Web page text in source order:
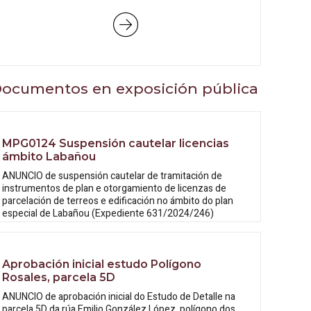
en exposición pública
MPG0124 Suspensión cautelar licencias
ámbito Labañou
ANUNCIO de suspensión cautelar de tramitación de
instrumentos de plan e otorgamiento de licenzas de
parcelación de terreos e edificación no ámbito do plan
especial de Labañou (Expediente 631/2024/246)
Aprobación inicial estudo Polígono
Rosales, parcela 5D
ANUNCIO de aprobación inicial do Estudode Detalle na